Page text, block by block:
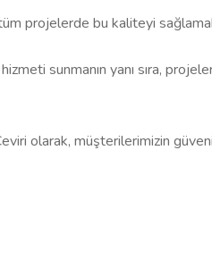
projelerde bu kaliteyi
sunmanın yanı sıra,
olarak, müşterilerimizin